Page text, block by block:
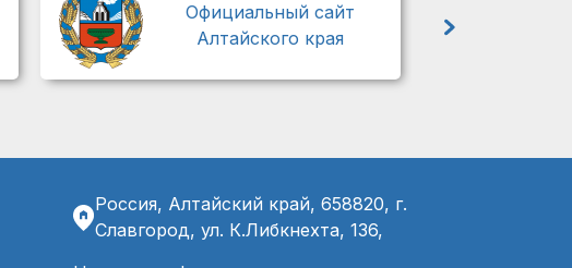
Официальный сайт
Алтайского края
Россия, Алтайский край, 658820, г.
Славгород, ул. К.Либкнехта, 136,